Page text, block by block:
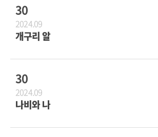
30
2024.09
개구리 알
30
2024.09
나비와 나